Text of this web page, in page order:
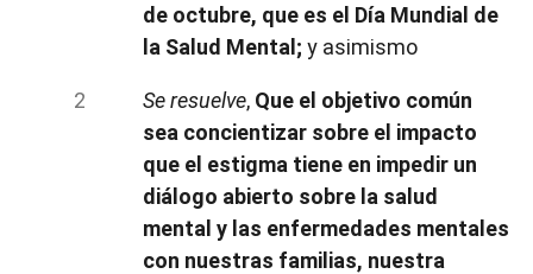
de octubre, que es el Día Mundial de
la Salud Mental; y asimismo
Se resuelve, Que el objetivo común
sea concientizar sobre el impacto
que el estigma tiene en impedir un
diálogo abierto sobre la salud
mental y las enfermedades mentales
con nuestras familias, nuestra